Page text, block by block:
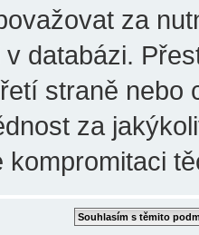
za
databázi.
straně nebo
za
kompromitaci